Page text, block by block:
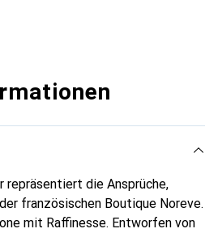
repräsentiert die Ansprüche,
französischen Boutique Noreve.
mit Raffinesse. Entworfen von